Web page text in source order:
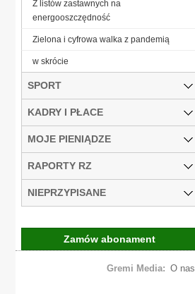
Z listów zastawnych na
energooszczędność
Zielona i cyfrowa walka z pandemią
w skrócie
SPORT
KADRY I PŁACE
MOJE PIENIĄDZE
RAPORTY RZ
NIEPRZYPISANE
Zamów abonament
Gremi Media: O nas